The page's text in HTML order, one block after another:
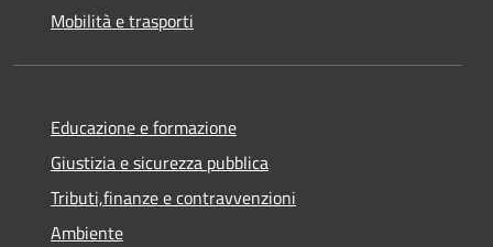
Mobilità e trasporti
Educazione e formazione
Giustizia e sicurezza pubblica
Tributi,finanze e contravvenzioni
Ambiente